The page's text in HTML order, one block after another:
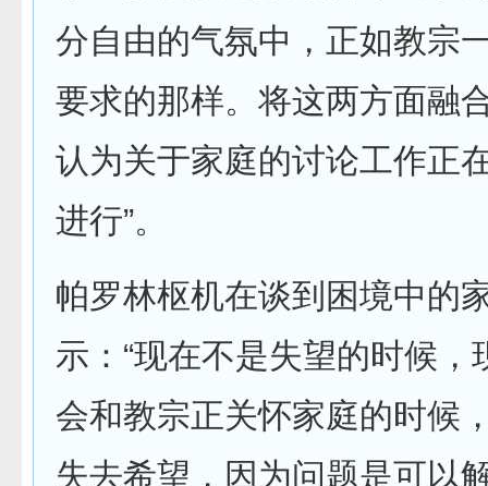
分自由的气氛中，正如教宗
要求的那样。将这两方面融
认为关于家庭的讨论工作正
进行”。
帕罗林枢机在谈到困境中的
示：“现在不是失望的时候，
会和教宗正关怀家庭的时候
失去希望，因为问题是可以